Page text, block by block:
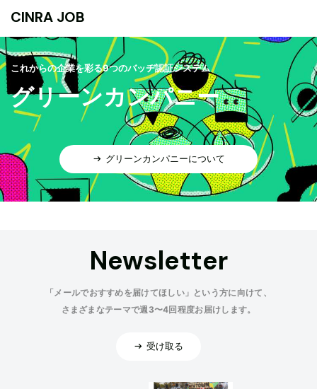
CINRA JOB
これからの企業を彩る9つのバッヂ認証システム
グリーンカンパニー
グリーンカンパニーについて
Newsletter
「メールでおすすめを届けてほしい」という方に向けて、
さまざまなテーマで週3〜4回程度お届けします。
受け取る